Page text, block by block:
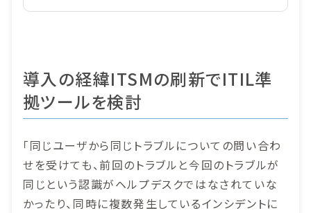
導入の経緯ITSMの刷新でITIL準
拠ツールを検討
「同じユーザから同じトラブルについての問い合わ
せを受けても、前回のトラブルと今回のトラブルが
同じという認識がヘルプデスクではなされていな
かったり、同時に複数発生しているインシデントに